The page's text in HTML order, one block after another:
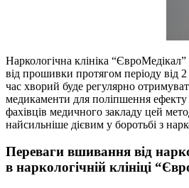
Наркологічна клініка
від прошивки протягом періоду від
час хворий буде регулярно
медикаменти для поліпшення ефекту
фахівців медичного закладу цей
найсильніше дієвим у боротьбі з
Переваги вшивання від
в наркологічній клініці